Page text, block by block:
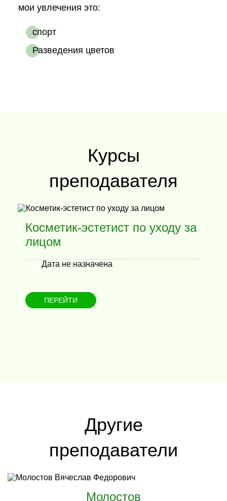
мои увлечения это:
спорт
Разведения цветов
Курсы
преподавателя
Косметик-эстетист по уходу за
лицом
Дата не назначена
ПЕРЕЙТИ
Другие
преподаватели
Молостов